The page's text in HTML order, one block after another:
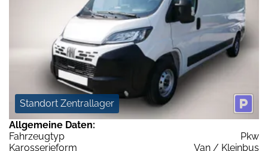
Standort Zentrallager
Allgemeine Daten:
Fahrzeugtyp
Pkw
Karosserieform
Van / Kleinbus